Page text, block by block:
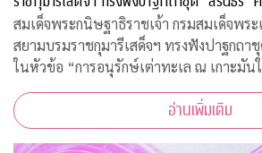
อนุรักษ์เต่าทะเล ณ เกาะมันใน”
สมเด็จพระกนิษฐาธิราชเจ้า กรมสมเด็จพร
สยามบรมราชกุมารีเสด็จฯ ทรงฟังปาฐกถา
ในหัวข้อ “การอนุรักษ์เต่าทะเล ณ เกาะมัน
อ่านเพิ่มเติม